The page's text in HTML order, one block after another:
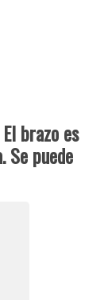
brazo es
Se puede